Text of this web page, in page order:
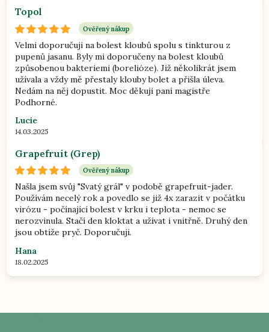
Topol
Ověřený nákup
Velmi doporučuji na bolest kloubů spolu s tinkturou z
pupenů jasanu. Byly mi doporučeny na bolest kloubů
způsobenou bakteriemi (borelióze). Již několikrát jsem
užívala a vždy mě přestaly klouby bolet a přišla úleva.
Nedám na něj dopustit. Moc děkuji paní magistře
Podhorné.
Lucie
14.03.2025
Grapefruit (Grep)
Ověřený nákup
Našla jsem svůj "Svatý grál" v podobě grapefruit-jader.
Používám necelý rok a povedlo se již 4x zarazit v počátku
virózu - počínající bolest v krku i teplota - nemoc se
nerozvinula. Stačí den kloktat a užívat i vnitřně. Druhý den
jsou obtíže pryč. Doporučuji.
Hana
18.02.2025